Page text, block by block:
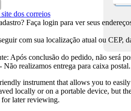
dos correios
Faça login para ver seus
com sua localização atual ou CEP,
Após conclusão do pedido, não será
Não realizamos entrega para caixa postal.
instrument that allows you to
locally or on a portable device, but
later reviewing.